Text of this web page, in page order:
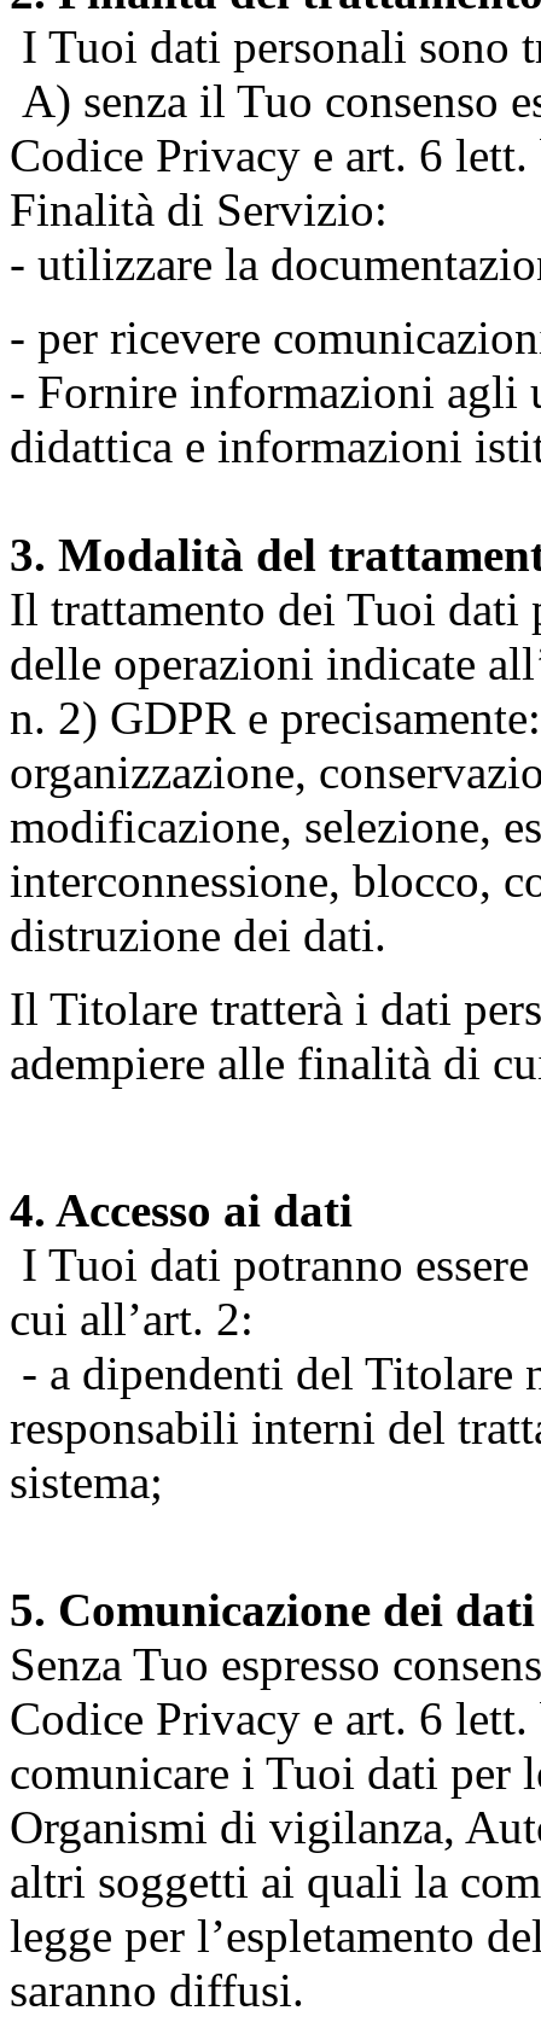
I Tuoi dati personali sono
A) senza il Tuo consenso
Codice Privacy e art. 6
Finalità di Servizio:
- utilizzare la
- per ricevere
- Fornire informazioni agli
didattica e informazioni
3. Modalità del
Il trattamento dei Tuoi dati
delle operazioni indicate
n. 2) GDPR e
organizzazione,
modificazione, selezione,
interconnessione, blocco,
distruzione dei dati.
Il Titolare tratterà i dati
adempiere alle finalità di
4. Accesso ai dati
I Tuoi dati potranno
cui all’art. 2:
- a dipendenti del Titolare
responsabili interni del
sistema;
5. Comunicazione dei dati
Senza Tuo espresso
Codice Privacy e art. 6
comunicare i Tuoi dati per
Organismi di vigilanza,
altri soggetti ai quali la
legge per l’espletamento
saranno diffusi.